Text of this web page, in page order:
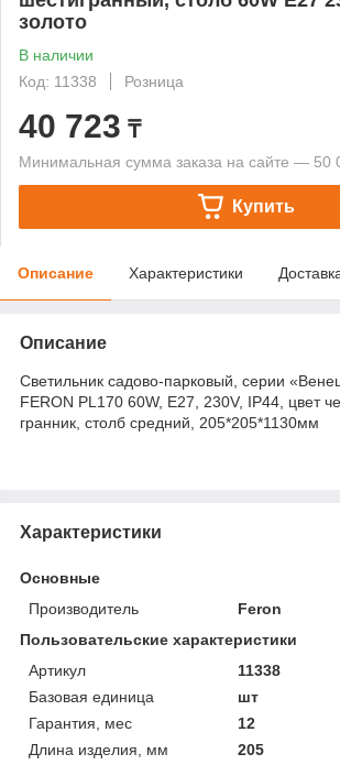
золото
В наличии
Код: 11338
Розница
40 723 ₸
Минимальная сумма заказа на сайте — 50
Купить
Описание Характеристики
Описание
Светильник садово-парковый, серии
FERON PL170 60W, E27, 230V, IP44, цвет
гранник, столб средний, 205*205*1130мм
Характеристики
Основные
Производитель
Feron
Пользовательские характеристики
Артикул
11338
Базовая единица
шт
Гарантия, мес
12
Длина изделия, мм
205